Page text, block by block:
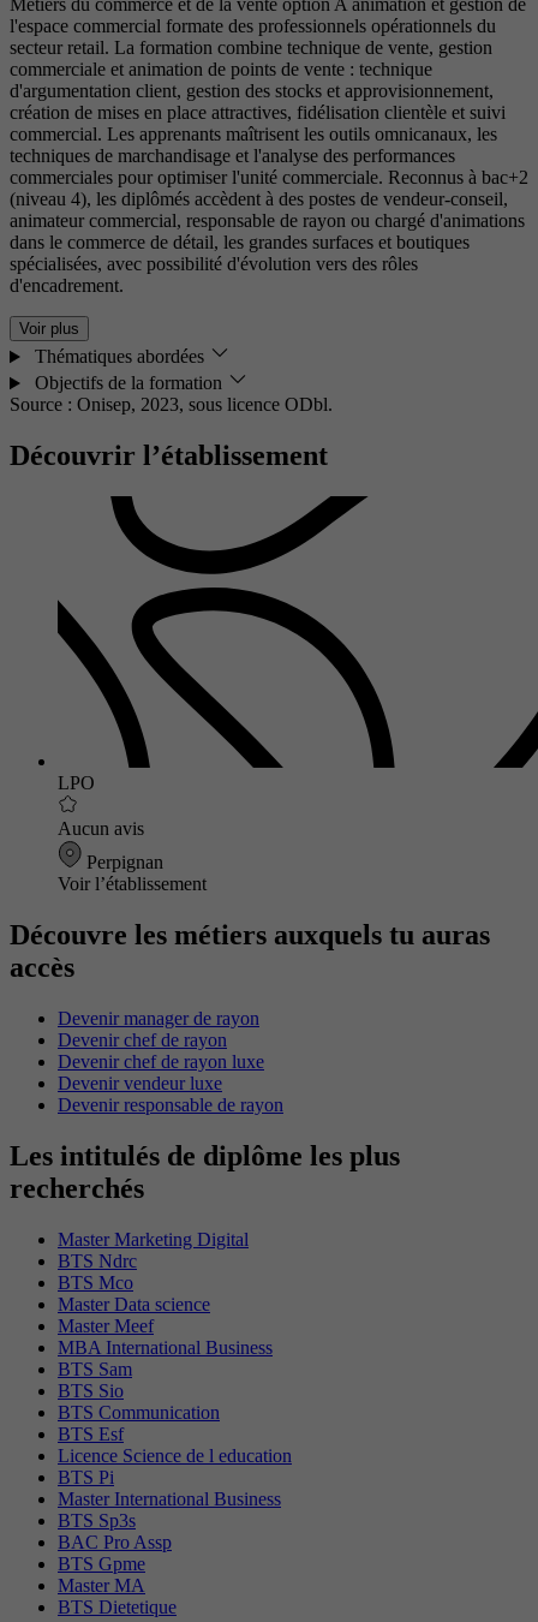
Métiers du commerce et de la vente option A animation et gestion de
l'espace commercial formate des professionnels opérationnels du
secteur retail. La formation combine technique de vente, gestion
commerciale et animation de points de vente : technique
d'argumentation client, gestion des stocks et approvisionnement,
création de mises en place attractives, fidélisation clientèle et suivi
commercial. Les apprenants maîtrisent les outils omnicanaux, les
techniques de marchandisage et l'analyse des performances
commerciales pour optimiser l'unité commerciale. Reconnus à bac+2
(niveau 4), les diplômés accèdent à des postes de vendeur-conseil,
animateur commercial, responsable de rayon ou chargé d'animations
dans le commerce de détail, les grandes surfaces et boutiques
spécialisées, avec possibilité d'évolution vers des rôles
d'encadrement.
Voir plus
Thématiques abordées
Objectifs de la formation
Source : Onisep, 2023, sous licence ODbl.
Découvrir l’établissement
LPO
Aucun avis
Perpignan
Voir l’établissement
Découvre les métiers auxquels tu auras
accès
Devenir manager de rayon
Devenir chef de rayon
Devenir chef de rayon luxe
Devenir vendeur luxe
Devenir responsable de rayon
Les intitulés de diplôme les plus
recherchés
Master Marketing Digital
BTS Ndrc
BTS Mco
Master Data science
Master Meef
MBA International Business
BTS Sam
BTS Sio
BTS Communication
BTS Esf
Licence Science de l education
BTS Pi
Master International Business
BTS Sp3s
BAC Pro Assp
BTS Gpme
Master MA
BTS Dietetique